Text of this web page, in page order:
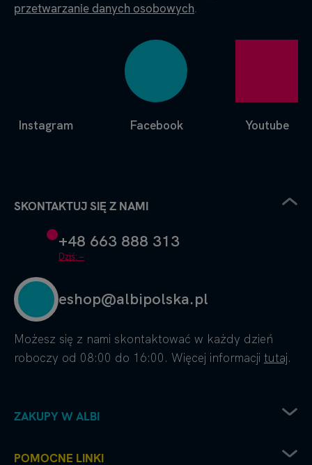
przetwarzanie danych osobowych.
Facebook
Instagram Youtube
SKONTAKTUJ SIĘ Z NAMI
+48 663 888 313
Dziś: –
eshop@albipolska.pl
Możesz się z nami skontaktować w każdy dzień
roboczy od 08:00 do 16:00. Więcej informacji tutaj.
ZAKUPY W ALBI
POMOCNE LINKI